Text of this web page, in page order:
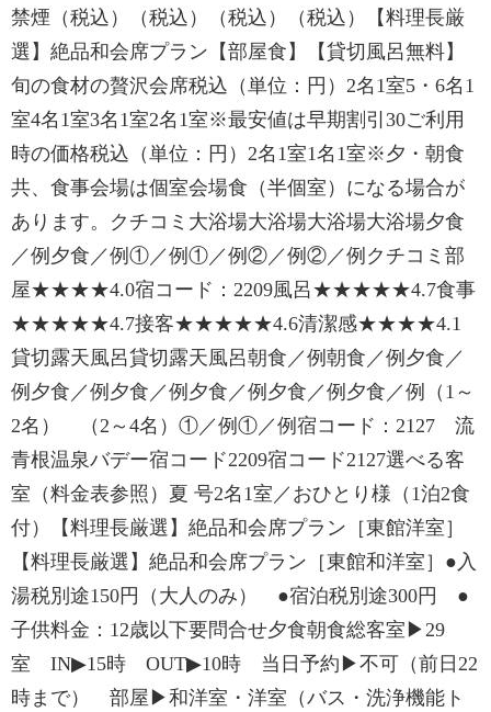
禁煙（税込）（税込）（税込）（税込）【料理長厳
選】絶品和会席プラン【部屋食】【貸切風呂無料】
旬の食材の贅沢会席税込（単位：円）2名1室5・6名1
室4名1室3名1室2名1室※最安値は早期割引30ご利用
時の価格税込（単位：円）2名1室1名1室※夕・朝食
共、食事会場は個室会場食（半個室）になる場合が
あります。クチコミ大浴場大浴場大浴場大浴場夕食
／例夕食／例①／例①／例②／例②／例クチコミ部
屋★★★★4.0宿コード：2209風呂★★★★★4.7食事
★★★★★4.7接客★★★★★4.6清潔感★★★★4.1
貸切露天風呂貸切露天風呂朝食／例朝食／例夕食／
例夕食／例夕食／例夕食／例夕食／例夕食／例（1～
2名） （2～4名）①／例①／例宿コード：2127 流
青根温泉バデー宿コード2209宿コード2127選べる客
室（料金表参照）夏 号2名1室／おひとり様（1泊2食
付）【料理長厳選】絶品和会席プラン［東館洋室］
【料理長厳選】絶品和会席プラン［東館和洋室］●入
湯税別途150円（大人のみ） ●宿泊税別途300円 ●
子供料金：12歳以下要問合せ夕食朝食総客室▶29
室 IN▶15時 OUT▶10時 当日予約▶不可（前日22
時まで） 部屋▶和洋室・洋室（バス・洗浄機能ト